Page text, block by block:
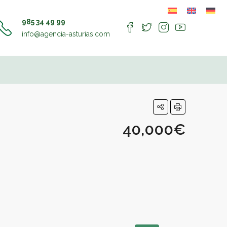
985 34 49 99
info@agencia-asturias.com
40,000€